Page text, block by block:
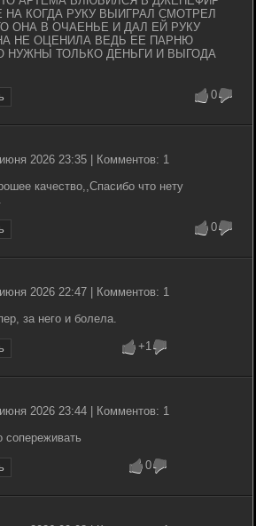
КОГДА РУКУ ВЫИГРАЛ СМОТРЕЛ
ОНА В ОЧАЕНЬЕ И ДАЛ ЕЙ РУКУ
НЕ ОЦЕНИЛА ВЕДЬ ЕЕ ПАРНЮ
НУЖНЫ ТОЛЬКО ДЕНЬГИ И ВЫГОДА
0
2026 23:35 | Комментов: 1
качество,,Спасибо что нету
0
2026 22:47 | Комментов: 1
за него и болела.
+1
2026 23:44 | Комментов: 1
сопереживать
0